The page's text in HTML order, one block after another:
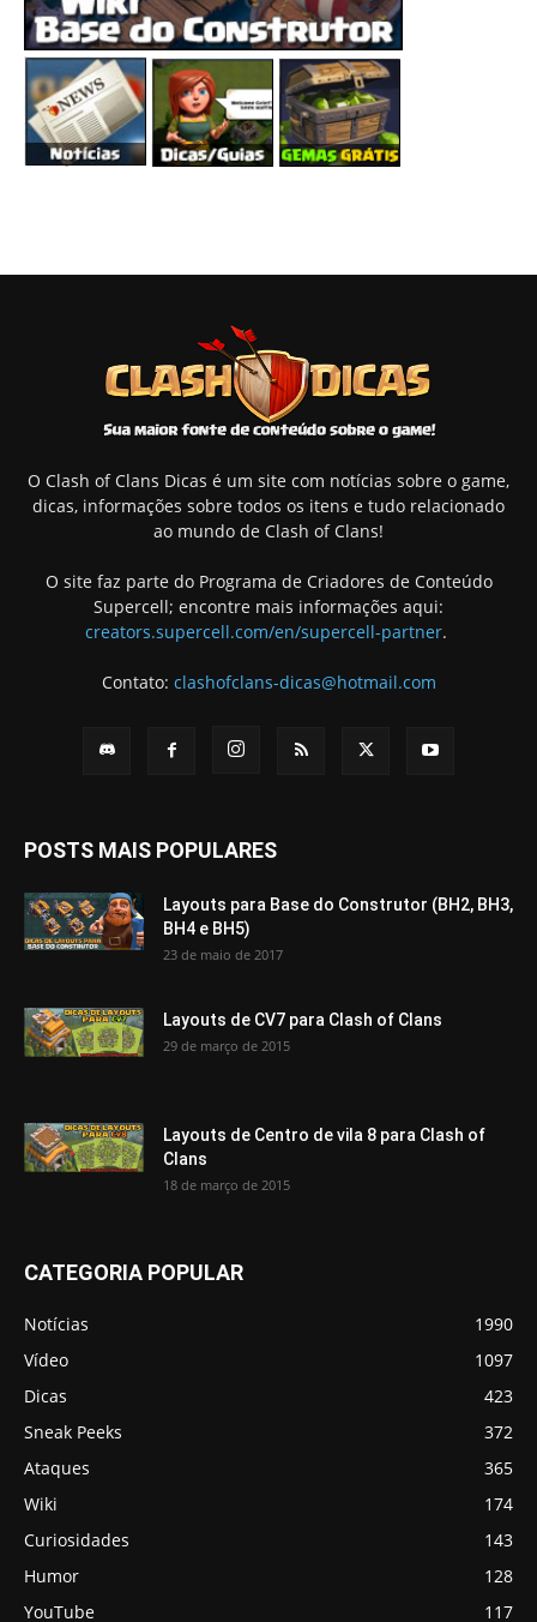
O Clash of Clans Dicas é um site com notícias sobre o game,
dicas, informações sobre todos os itens e tudo relacionado
ao mundo de Clash of Clans!
O site faz parte do Programa de Criadores de Conteúdo
Supercell; encontre mais informações aqui:
creators.supercell.com/en/supercell-partner.
Contato: clashofclans-dicas@hotmail.com
POSTS MAIS POPULARES
Layouts para Base do Construtor (BH2, BH3,
BH4 e BH5)
23 de maio de 2017
Layouts de CV7 para Clash of Clans
29 de março de 2015
Layouts de Centro de vila 8 para Clash of
Clans
18 de março de 2015
CATEGORIA POPULAR
Notícias
1990
Vídeo
1097
Dicas
423
Sneak Peeks
372
Ataques
365
Wiki
174
Curiosidades
143
Humor
128
YouTube
117